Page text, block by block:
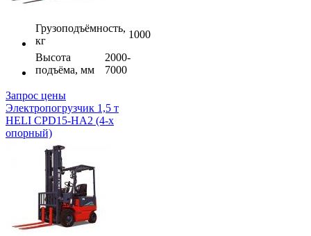
Грузоподъёмность,
кг
1000
Высота
подъёма, мм
2000-
7000
Запрос цены
Электропогрузчик 1,5 т
HELI CPD15-HA2 (4-х
опорный)